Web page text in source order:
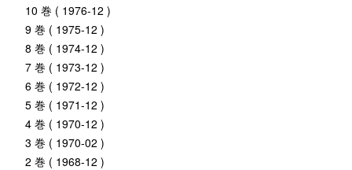
10 巻 ( 1976-12 )
9 巻 ( 1975-12 )
8 巻 ( 1974-12 )
7 巻 ( 1973-12 )
6 巻 ( 1972-12 )
5 巻 ( 1971-12 )
4 巻 ( 1970-12 )
3 巻 ( 1970-02 )
2 巻 ( 1968-12 )